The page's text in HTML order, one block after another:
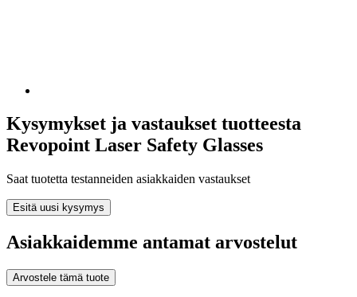
Kysymykset ja vastaukset tuotteesta
Revopoint Laser Safety Glasses
Saat tuotetta testanneiden asiakkaiden vastaukset
Esitä uusi kysymys
Asiakkaidemme antamat arvostelut
Arvostele tämä tuote